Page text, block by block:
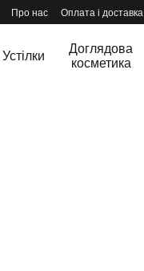
Про нас Оплата і доставка
Устілки
Доглядова
косметика